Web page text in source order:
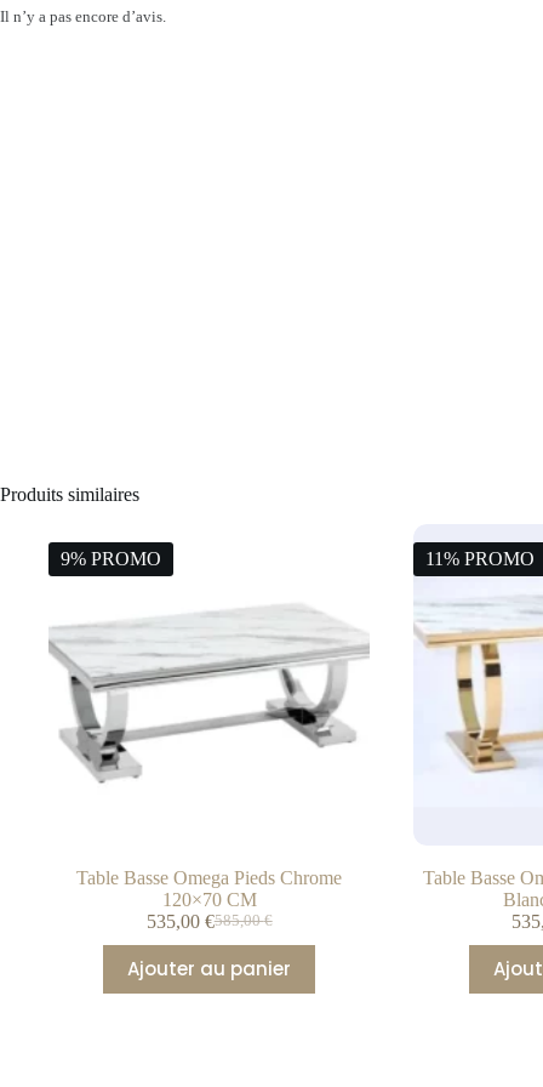
Il n’y a pas encore d’avis.
Produits similaires
9% PROMO
Table Basse Omega Pieds Chrome
120×70 CM
585,00€
535,00 €
Ajouter au panier
11% PROMO
Table Basse